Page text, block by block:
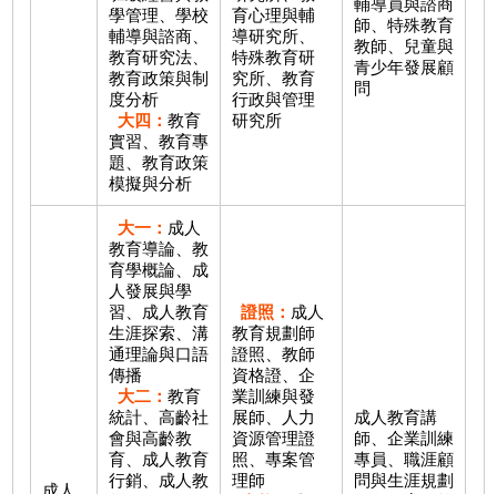
學管理、學校
輔導與諮商、
教育研究法、
教育政策與制
度分析
大四：教育
實習、教育專
題、教育政策
模擬與分析
育心理與輔
導研究所、
特殊教育研
究所、教育
行政與管理
研究所
輔導員與諮商
師、特殊教育
教師、兒童與
青少年發展顧
問
大一： 成人
教育導論、教
育學概論、成
人發展與學
習、成人教育
生涯探索、溝
通理論與口語
傳播
大二：教育
統計、高齡社
會與高齡教
育、成人教育
行銷、成人教
證照： 成人
教育規劃師
證照、教師
資格證、企
業訓練與發
展師、人力
資源管理證
照、專案管
理師
成人教育講
師、企業訓練
專員、職涯顧
問與生涯規劃